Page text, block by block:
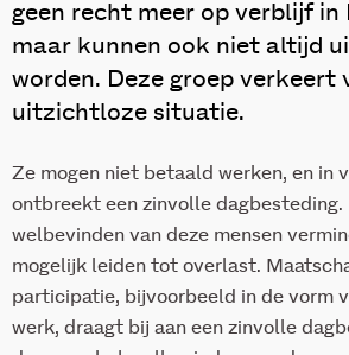
geen recht meer op verblijf in
maar kunnen ook niet altijd
worden. Deze groep verkeert
uitzichtloze situatie.
Ze mogen niet betaald werken, en in
ontbreekt een zinvolle dagbesteding.
welbevinden van deze mensen
mogelijk leiden tot overlast.
participatie, bijvoorbeeld in de vorm
werk, draagt bij aan een zinvolle